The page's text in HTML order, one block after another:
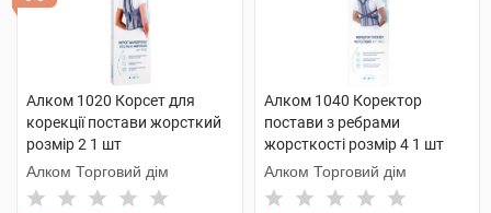
Алком 1020 Корсет для
корекції постави жорсткий
розмір 2 1 шт
Алком Торговий дім
Алком 1040 Коректор
постави з ребрами
жорсткості розмір 4 1 шт
Алком Торговий дім